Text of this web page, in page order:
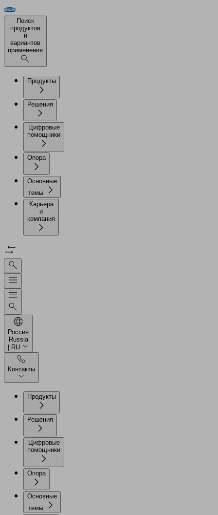
Поиск
продуктов
и
вариантов
применения
Продукты
Решения
Цифровые
помощники
Опора
Основные
темы
Карьера
и
компания
Россия
Russia
| RU
Контакты
Продукты
Решения
Цифровые
помощники
Опора
Основные
темы